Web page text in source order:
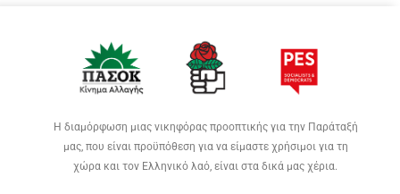
Η διαμόρφωση μιας νικηφόρας προοπτικής για την Παράταξή
μας, που είναι προϋπόθεση για να είμαστε χρήσιμοι για τη
χώρα και τον Ελληνικό λαό, είναι στα δικά μας χέρια.